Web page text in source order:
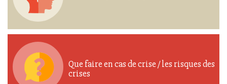
Que faire en cas de crise / les risques des
crises